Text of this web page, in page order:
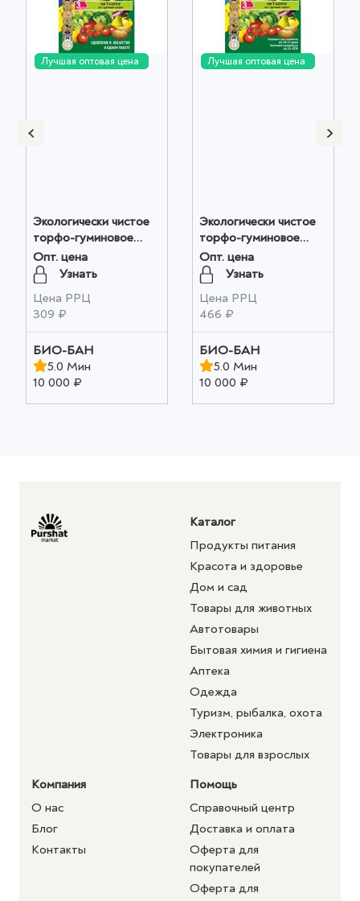
Лучшая оптовая цена
Экологически чистое
торфо-гуминовое
удобрение "Алтайский
ФИТОП-ФЛОРА-С "
1 шт оптом
Опт. цена
Узнать
Цена РРЦ
309 ₽
БИО-БАН
5.0 Мин
10 000 ₽
Лучшая оптовая цена
Экологически чистое
торфо-гуминовое
удобрение "Алтайская
ФЛОРА" 1 шт оптом
Опт. цена
Узнать
Цена РРЦ
466 ₽
БИО-БАН
5.0 Мин
10 000 ₽
Каталог
Продукты питания
Красота и здоровье
Дом и сад
Товары для животных
Автотовары
Бытовая химия и гигиена
Аптека
Одежда
Туризм, рыбалка, охота
Электроника
Товары для взрослых
Компания
О нас
Блог
Контакты
Помощь
Справочный центр
Доставка и оплата
Оферта для
покупателей
Оферта для